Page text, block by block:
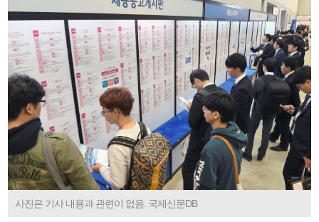
사진은 기사 내용과 관련이 없음. 국제신문DB